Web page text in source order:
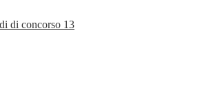
di concorso 13